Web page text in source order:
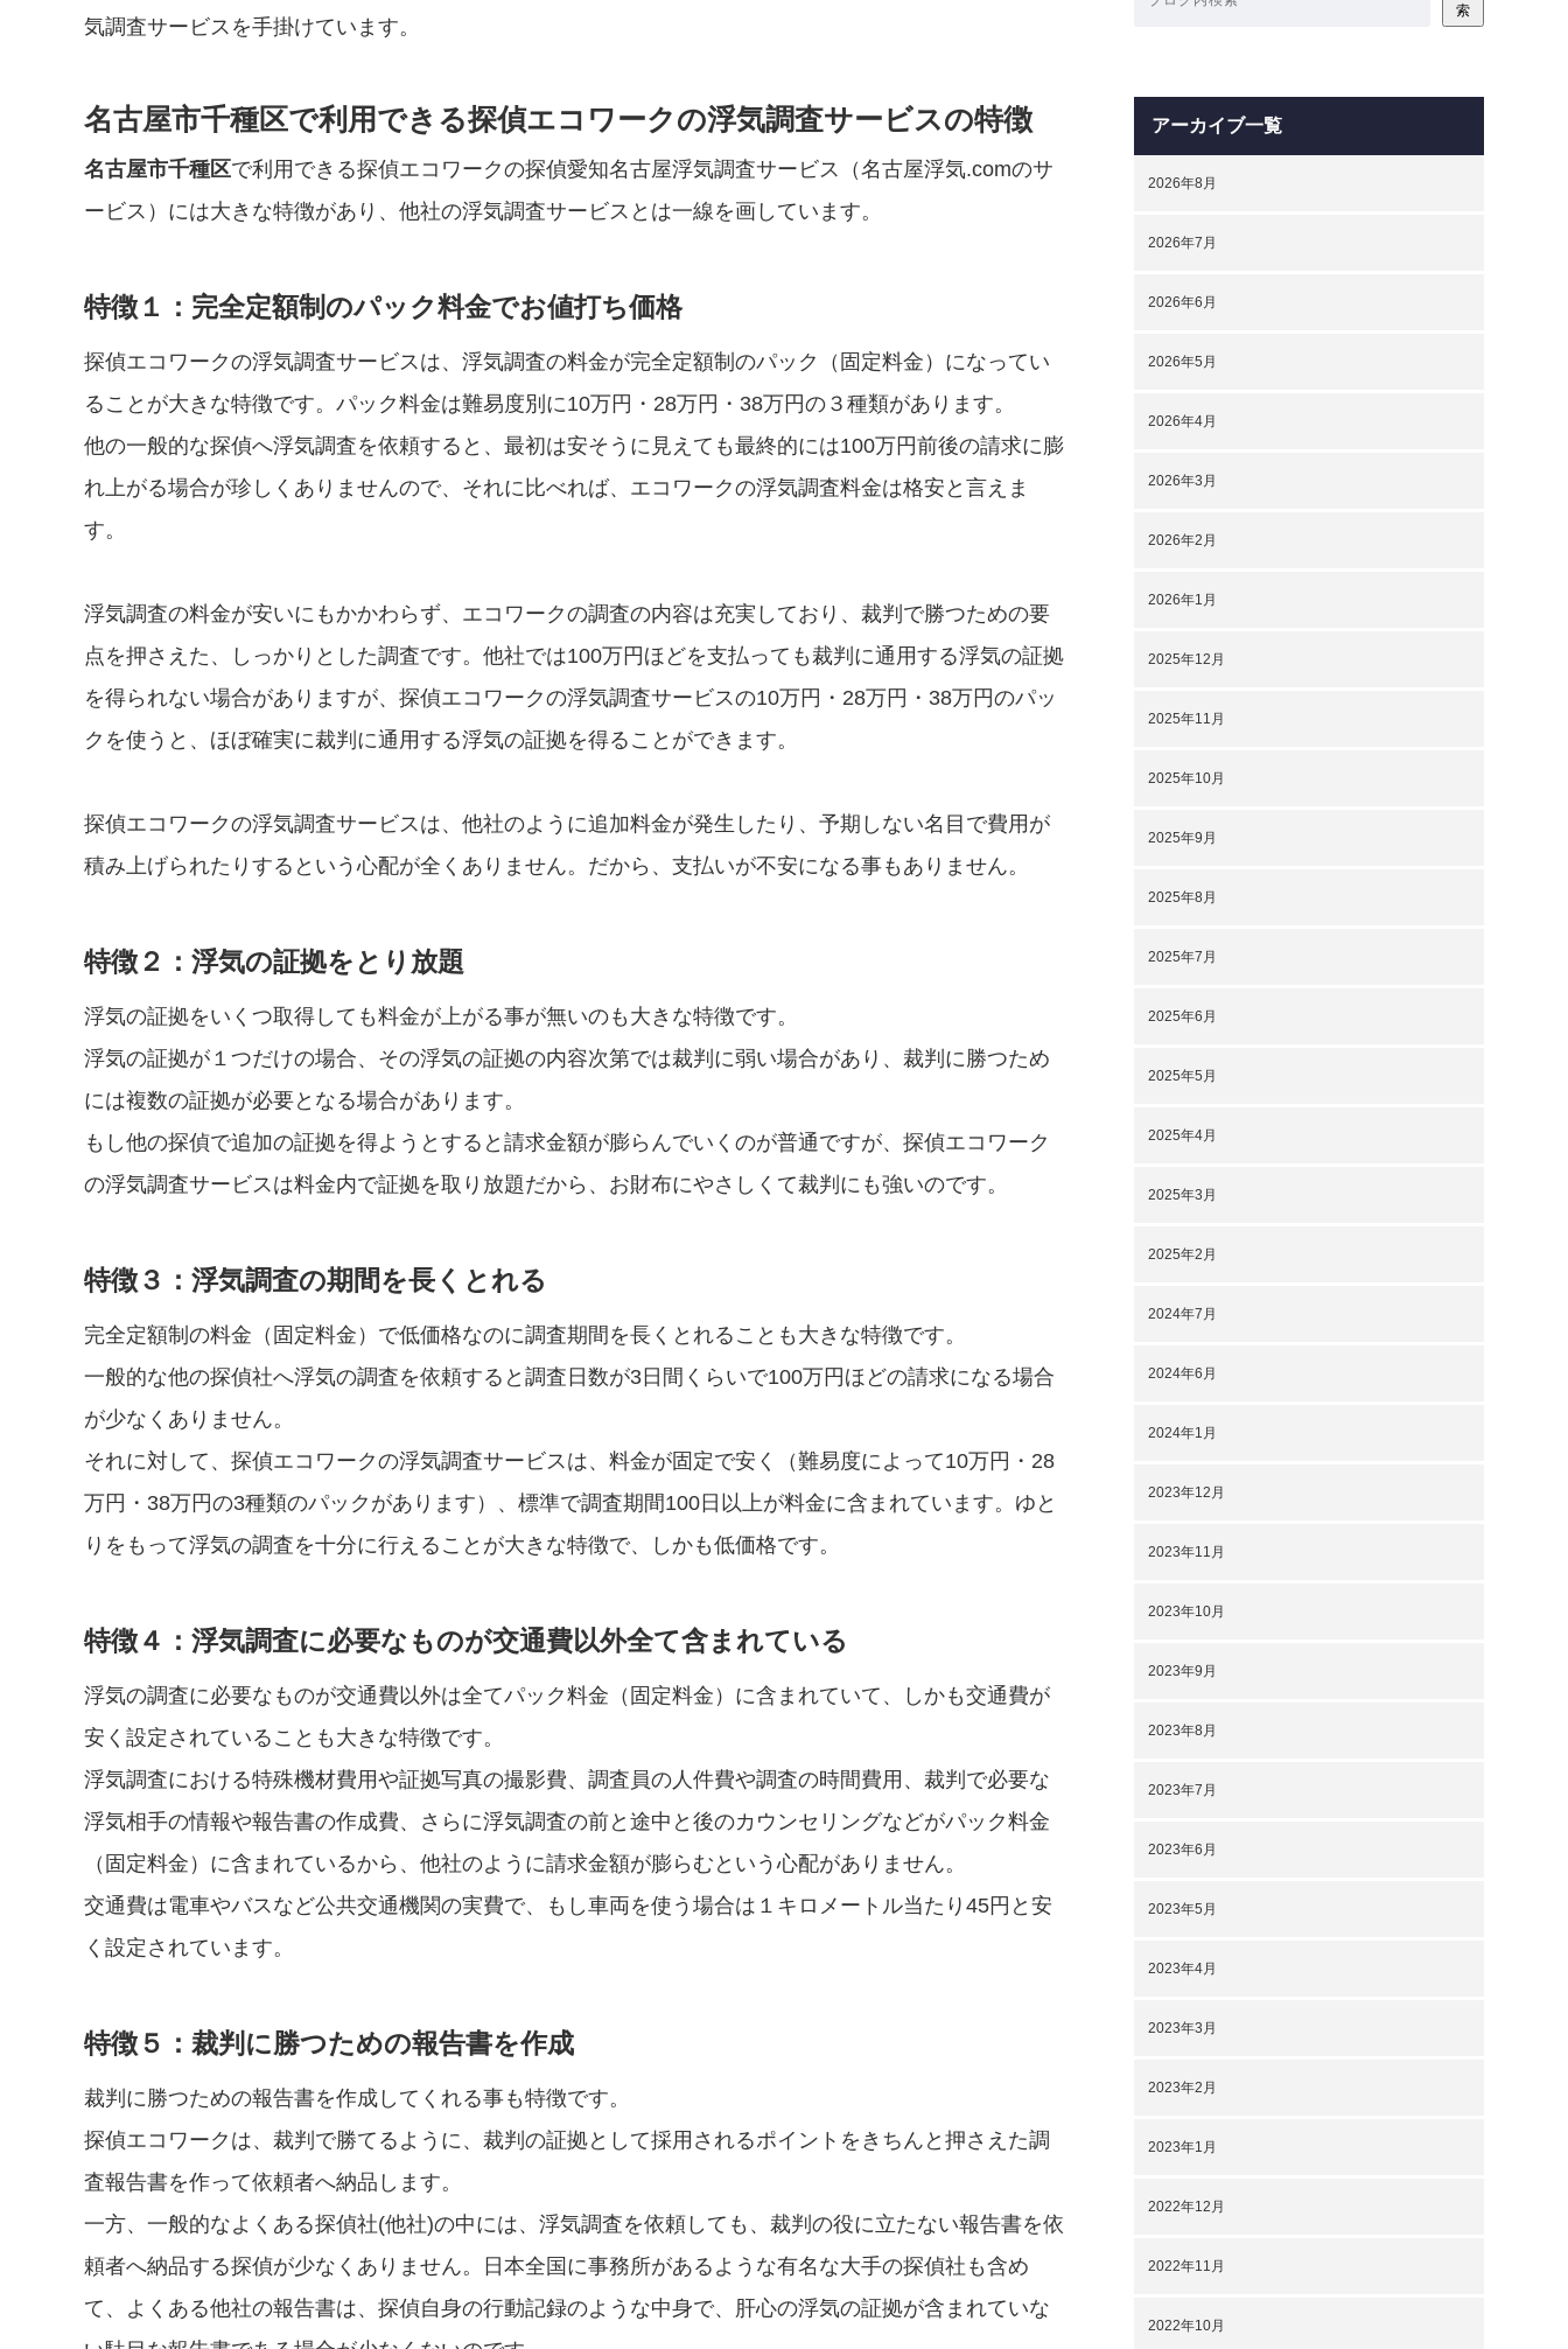
気調査サービスを手掛けています。
名古屋市千種区で利用できる探偵エコワークの浮気調査サービスの特徴
名古屋市千種区で利用できる探偵エコワークの探偵愛知名古屋浮気調査サービス（名古屋浮気.comのサ
ービス）には大きな特徴があり、他社の浮気調査サービスとは一線を画しています。
特徴１：完全定額制のパック料金でお値打ち価格
探偵エコワークの浮気調査サービスは、浮気調査の料金が完全定額制のパック（固定料金）になってい
ることが大きな特徴です。パック料金は難易度別に10万円・28万円・38万円の３種類があります。
他の一般的な探偵へ浮気調査を依頼すると、最初は安そうに見えても最終的には100万円前後の請求に膨
れ上がる場合が珍しくありませんので、それに比べれば、エコワークの浮気調査料金は格安と言えま
す。
浮気調査の料金が安いにもかかわらず、エコワークの調査の内容は充実しており、裁判で勝つための要
点を押さえた、しっかりとした調査です。他社では100万円ほどを支払っても裁判に通用する浮気の証拠
を得られない場合がありますが、探偵エコワークの浮気調査サービスの10万円・28万円・38万円のパッ
クを使うと、ほぼ確実に裁判に通用する浮気の証拠を得ることができます。
探偵エコワークの浮気調査サービスは、他社のように追加料金が発生したり、予期しない名目で費用が
積み上げられたりするという心配が全くありません。だから、支払いが不安になる事もありません。
特徴２：浮気の証拠をとり放題
浮気の証拠をいくつ取得しても料金が上がる事が無いのも大きな特徴です。
浮気の証拠が１つだけの場合、その浮気の証拠の内容次第では裁判に弱い場合があり、裁判に勝つため
には複数の証拠が必要となる場合があります。
もし他の探偵で追加の証拠を得ようとすると請求金額が膨らんでいくのが普通ですが、探偵エコワーク
の浮気調査サービスは料金内で証拠を取り放題だから、お財布にやさしくて裁判にも強いのです。
特徴３：浮気調査の期間を長くとれる
完全定額制の料金（固定料金）で低価格なのに調査期間を長くとれることも大きな特徴です。
一般的な他の探偵社へ浮気の調査を依頼すると調査日数が3日間くらいで100万円ほどの請求になる場合
が少なくありません。
それに対して、探偵エコワークの浮気調査サービスは、料金が固定で安く（難易度によって10万円・28
万円・38万円の3種類のパックがあります）、標準で調査期間100日以上が料金に含まれています。ゆと
りをもって浮気の調査を十分に行えることが大きな特徴で、しかも低価格です。
特徴４：浮気調査に必要なものが交通費以外全て含まれている
浮気の調査に必要なものが交通費以外は全てパック料金（固定料金）に含まれていて、しかも交通費が
安く設定されていることも大きな特徴です。
浮気調査における特殊機材費用や証拠写真の撮影費、調査員の人件費や調査の時間費用、裁判で必要な
浮気相手の情報や報告書の作成費、さらに浮気調査の前と途中と後のカウンセリングなどがパック料金
（固定料金）に含まれているから、他社のように請求金額が膨らむという心配がありません。
交通費は電車やバスなど公共交通機関の実費で、もし車両を使う場合は１キロメートル当たり45円と安
く設定されています。
特徴５：裁判に勝つための報告書を作成
裁判に勝つための報告書を作成してくれる事も特徴です。
探偵エコワークは、裁判で勝てるように、裁判の証拠として採用されるポイントをきちんと押さえた調
査報告書を作って依頼者へ納品します。
一方、一般的なよくある探偵社(他社)の中には、浮気調査を依頼しても、裁判の役に立たない報告書を依
頼者へ納品する探偵が少なくありません。日本全国に事務所があるような有名な大手の探偵社も含め
て、よくある他社の報告書は、探偵自身の行動記録のような中身で、肝心の浮気の証拠が含まれていな
索
アーカイブ一覧
2026年8月
2026年7月
2026年6月
2026年5月
2026年4月
2026年3月
2026年2月
2026年1月
2025年12月
2025年11月
2025年10月
2025年9月
2025年8月
2025年7月
2025年6月
2025年5月
2025年4月
2025年3月
2025年2月
2024年7月
2024年6月
2024年1月
2023年12月
2023年11月
2023年10月
2023年9月
2023年8月
2023年7月
2023年6月
2023年5月
2023年4月
2023年3月
2023年2月
2023年1月
2022年12月
2022年11月
2022年10月